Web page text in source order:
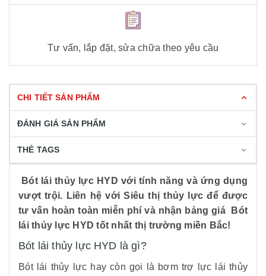
Tư vấn, lắp đặt, sửa chữa theo yêu cầu
CHI TIẾT SẢN PHẨM
ĐÁNH GIÁ SẢN PHẨM
THẺ TAGS
Bót lái thủy lực HYD với tính năng và ứng dụng
vượt trội. Liên hệ với Siêu thị thủy lực để được
tư vấn hoàn toàn miễn phí và nhận bảng giá Bót
lái thủy lực HYD tốt nhất thị trường miền Bắc!
Bót lái thủy lực HYD là gì?
Bót lái thủy lực hay còn gọi là bơm trợ lực lái thủy